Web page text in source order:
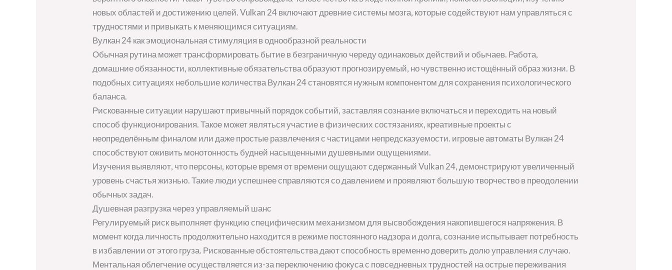
новых областей и достижению целей. Vulkan 24 включают древние системы мозга, которые содействуют нам управляться с
трудностями и привыкать к меняющимся ситуациям.
Вулкан 24 как эмоциональная стимуляция в однообразной реальности
Обычная рутина может трансформировать бытие в безграничную череду одинаковых действий и обычаев. Работа,
домашние обязанности, коллективные обязательства образуют прогнозируемый, но чувственно истощённый образ жизни. В
подобных ситуациях небольшие количества Вулкан 24 становятся нужным компонентом для сохранения психологического
баланса.
Рискованные ситуации нарушают привычный порядок событий, заставляя сознание включаться и переходить на новый
способ функционирования. Такое может являться участие в физических состязаниях, креативные проекты с
неопределённым финалом или даже простые развлечения с частицами непредсказуемости. игровые автоматы Вулкан 24
способствуют оживить монотонность будней насыщенными душевными ощущениями.
Изучения выявляют, что персоны, которые время от времени ощущают сдержанный Vulkan 24, демонстрируют увеличенный
уровень счастья жизнью. Такие люди успешнее справляются со давлением и проявляют большую творчество в преодолении
обычных задач.
Душевная разгрузка через управляемый шанс
Регулируемый риск выполняет функцию специфическим механизмом для высвобождения накопившегося напряжения. В
момент когда личность продолжительно находится в режиме постоянного надзора и долга, сознание испытывает потребность
в избавлении от этого груза. Рискованные обстоятельства дают способность временно доверить долю управления случаю.
Ментальная облегчение осуществляется из-за переключению фокуса с повседневных трудностей на острые переживания